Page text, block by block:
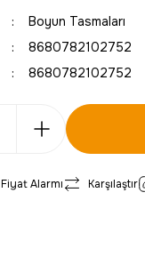
Boyun Tasmaları
8680782102752
8680782102752
Fiyat Alarmı Karşılaştır